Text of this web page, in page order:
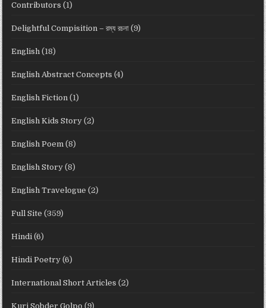
Contributors (1)
Delightful Compisition – রম্য রচনা (9)
English (18)
English Abstract Concepts (4)
English Fiction (1)
English Kids Story (2)
English Poem (8)
English Story (8)
English Travelogue (2)
Full Site (359)
Hindi (6)
Hindi Poetry (6)
International Short Articles (2)
Kuri Sobder Golpo (9)